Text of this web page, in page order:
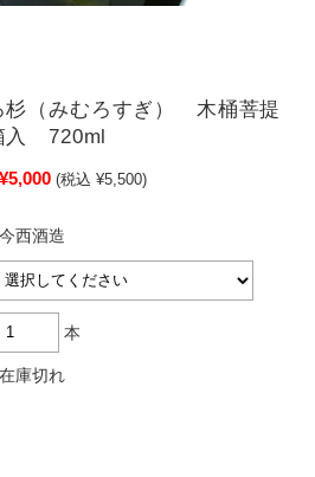
杉（みむろすぎ） 木桶菩提
720ml
¥5,000 (税込 ¥5,500)
今西酒造
本
在庫切れ